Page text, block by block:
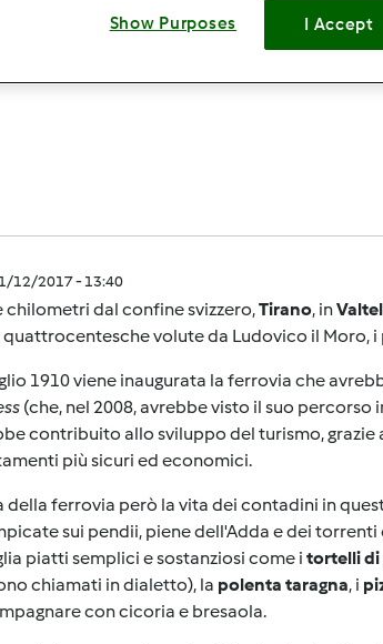
12/2017 - 14:30
12/2017 - 13:40
chilometri dal confine svizzero,Tirano, in
quattrocentesche volute da Ludovico il Moro,
1910 viene inaugurata la ferrovia che
(che, nel 2008, avrebbe visto il suo
contribuito allo sviluppo del turismo,
più sicuri ed economici.
della ferrovia però la vita dei contadini in
sui pendii, piene dell'Adda e dei
piatti semplici e sostanziosi come i tortelli di
chiamati in dialetto), la polenta taragna, i
con cicoria e bresaola.
Show Purposes I Accept